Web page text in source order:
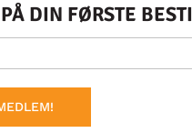
DIN FØRSTE